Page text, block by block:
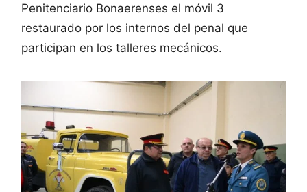
Penitenciario Bonaerenses el móvil 3
restaurado por los internos del penal que
participan en los talleres mecánicos.